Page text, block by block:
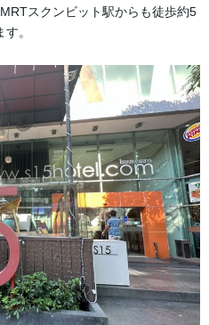
スクンビット駅からも徒歩約5
。